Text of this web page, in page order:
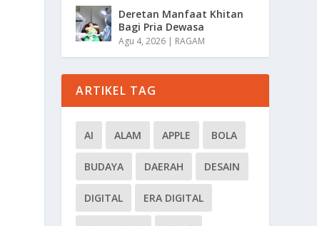
Deretan Manfaat Khitan
Bagi Pria Dewasa
Agu 4, 2026 | RAGAM
ARTIKEL TAG
AI ALAM APPLE BOLA
BUDAYA DAERAH DESAIN
DIGITAL ERA DIGITAL